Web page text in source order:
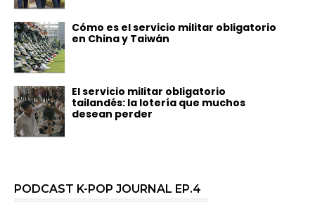
Cómo es el servicio militar obligatorio
en China y Taiwán
El servicio militar obligatorio
tailandés: la lotería que muchos
desean perder
PODCAST K-POP JOURNAL EP.4